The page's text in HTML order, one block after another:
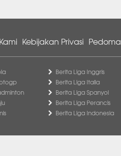
Kebijakan Privasi
Berita Liga Inggris
Berita Liga Italia
Berita Liga Spanyol
Berita Liga Perancis
Berita Liga Indonesia